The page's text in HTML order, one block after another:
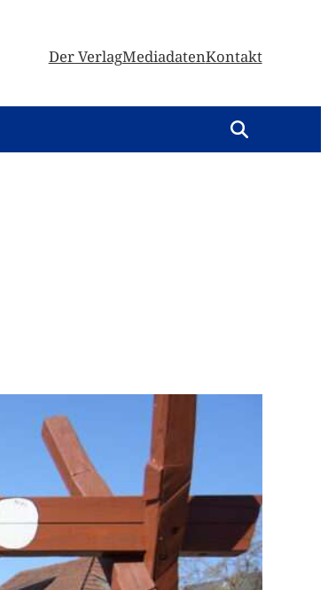
Der VerlagMediadatenKontakt